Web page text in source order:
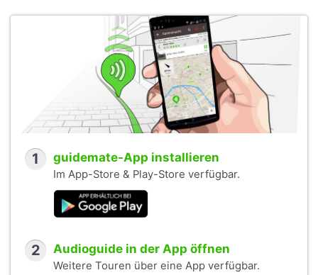
1 guidemate-App installieren
Im App-Store & Play-Store verfügbar.
2 Audioguide in der App öffnen
Weitere Touren über eine App verfügbar.